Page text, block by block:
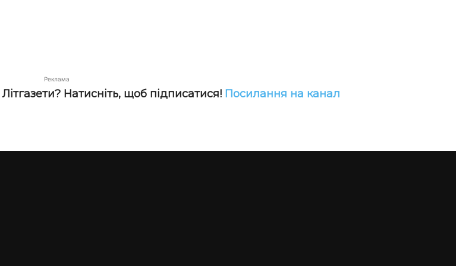
Реклама
Натисніть, щоб підписатися! Посилання на канал